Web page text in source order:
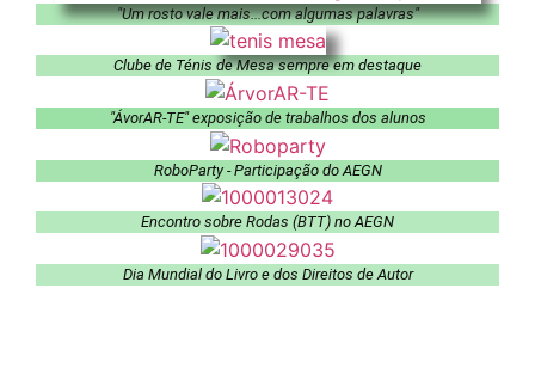
"Um rosto vale mais...com algumas palavras"
Clube de Ténis de Mesa sempre em destaque
"ÁvorAR-TE" exposição de trabalhos dos alunos
RoboParty - Participação do AEGN
Encontro sobre Rodas (BTT) no AEGN
Dia Mundial do Livro e dos Direitos de Autor